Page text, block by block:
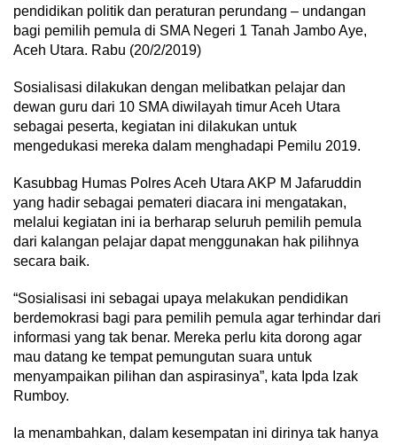
pendidikan politik dan peraturan perundang – undangan
bagi pemilih pemula di SMA Negeri 1 Tanah Jambo Aye,
Aceh Utara. Rabu (20/2/2019)
Sosialisasi dilakukan dengan melibatkan pelajar dan
dewan guru dari 10 SMA diwilayah timur Aceh Utara
sebagai peserta, kegiatan ini dilakukan untuk
mengedukasi mereka dalam menghadapi Pemilu 2019.
Kasubbag Humas Polres Aceh Utara AKP M Jafaruddin
yang hadir sebagai pemateri diacara ini mengatakan,
melalui kegiatan ini ia berharap seluruh pemilih pemula
dari kalangan pelajar dapat menggunakan hak pilihnya
secara baik.
“Sosialisasi ini sebagai upaya melakukan pendidikan
berdemokrasi bagi para pemilih pemula agar terhindar dari
informasi yang tak benar. Mereka perlu kita dorong agar
mau datang ke tempat pemungutan suara untuk
menyampaikan pilihan dan aspirasinya”, kata Ipda Izak
Rumboy.
Ia menambahkan, dalam kesempatan ini dirinya tak hanya